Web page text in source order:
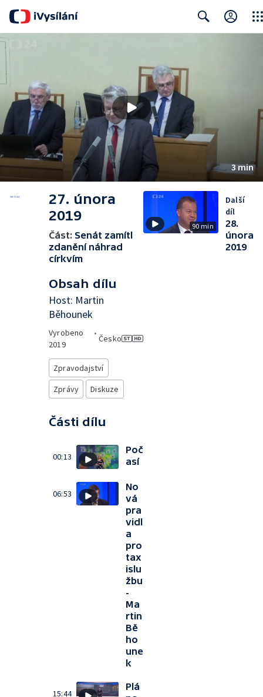
3 min
27. února
2019
Část: Senát zamítl
zdanění náhrad
církvím
Obsah dílu
Host: Martin
Běhounek
Vyrobeno
2019
•
Česko
Zpravodajství
Zprávy
Diskuze
Části dílu
00:13
Poč
así
06:53
No
vá
pra
vidl
a
pro
tax
islu
žbu
-
Ma
rtin
Bě
ho
une
k
15:44
Plá
90 min
Další
díl
28.
února
2019